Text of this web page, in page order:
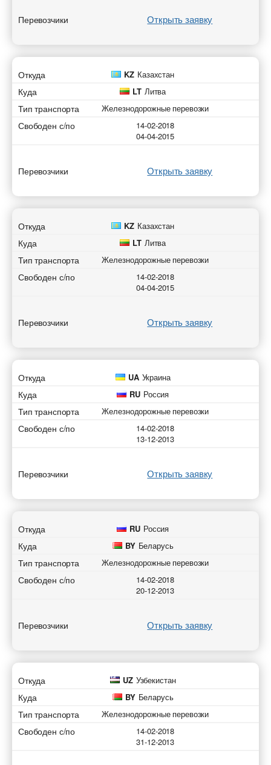
Перевозчики Открыть заявку
Откуда KZ Казахстан
Куда LT Литва
Тип транспорта Железнодорожные перевозки
Свободен с/по
14-02-2018
04-04-2015
Перевозчики Открыть заявку
Откуда KZ Казахстан
Куда LT Литва
Тип транспорта Железнодорожные перевозки
Свободен с/по
14-02-2018
04-04-2015
Перевозчики Открыть заявку
Откуда UA Украина
Куда RU Россия
Тип транспорта Железнодорожные перевозки
Свободен с/по
14-02-2018
13-12-2013
Перевозчики Открыть заявку
Откуда RU Россия
Куда BY Беларусь
Тип транспорта Железнодорожные перевозки
Свободен с/по
14-02-2018
20-12-2013
Перевозчики Открыть заявку
Откуда UZ Узбекистан
Куда BY Беларусь
Тип транспорта Железнодорожные перевозки
Свободен с/по
14-02-2018
31-12-2013